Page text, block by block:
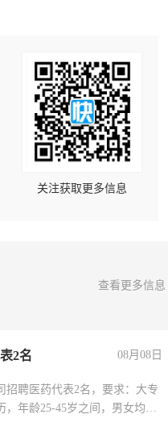
关注获取更多信息
查看更多信息
2名 08月08日
招聘医药代表2名，要求：大专
，年龄25-45岁之间，男女均